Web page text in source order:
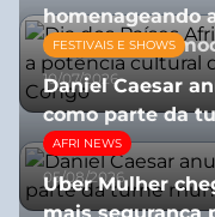
homenageando
República
10/07/2026
FESTIVAIS E SHOWS
Daniel Caesar
como parte da
Spergy’
05/08/2026
AFRI NEWS
Uber Mulher
mais segurança